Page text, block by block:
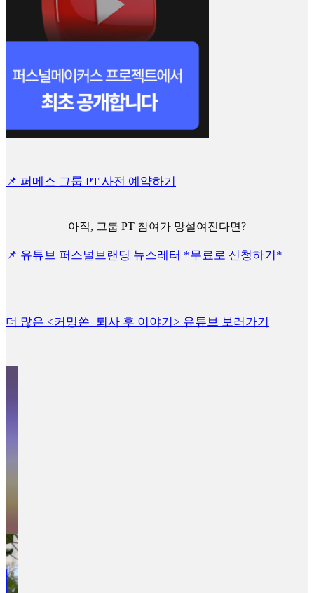
📌 퍼메스 그룹 PT 사전 예약하기
아직, 그룹 PT 참여가 망설여진다면?
📌 유튜브 퍼스널브랜딩 뉴스레터 *무료로 신청하기*
더 많은 <커밍쏜_퇴사 후 이야기> 유튜브 보러가기